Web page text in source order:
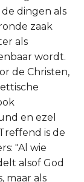
dingen als
zaak
als
wordt.
de Christen,
en ezel
is de
"Al wie
alsof God
maar als